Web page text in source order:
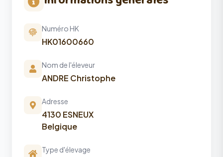
Numéro HK
HK01600660
Nom de l'éleveur
ANDRE Christophe
Adresse
4130 ESNEUX
Belgique
Type d'élevage